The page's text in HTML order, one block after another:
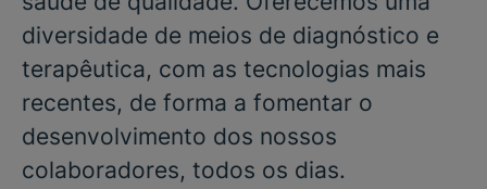
diversidade de meios de diagnóstico e
terapêutica, com as tecnologias mais
recentes, de forma a fomentar o
desenvolvimento dos nossos
colaboradores, todos os dias.